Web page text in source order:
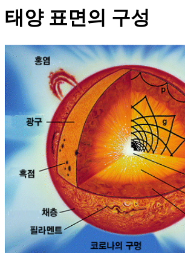
태양 표면의 구성